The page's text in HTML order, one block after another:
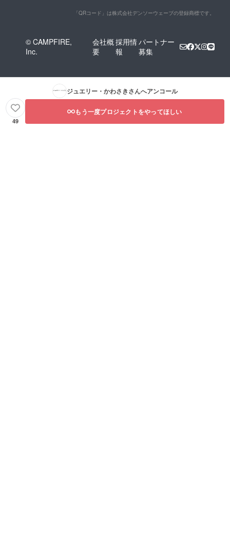
「QRコード」は株式会社デンソーウェーブの登録商標です。
© CAMPFIRE,
Inc.
会社概
要
採用情
報
パートナー
募集
ジュエリー・かわさきさんへアンコール
49
もう一度プロジェクトをやってほしい